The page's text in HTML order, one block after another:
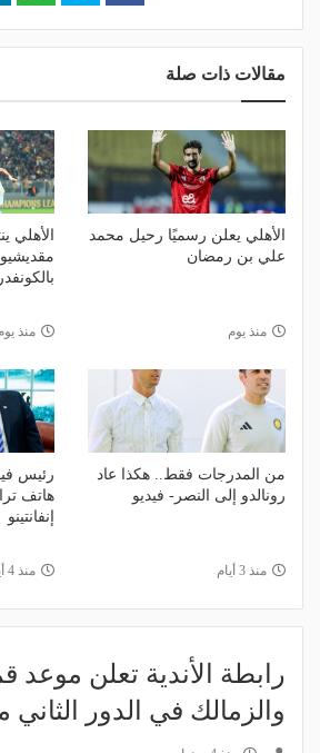
مقالات ذات صلة
الأهلي يعلن رسميًا رحيل محمد
علي بن رمضان
منذ يوم
الأهلي
منذ
من المدرجات فقط.. هكذا عاد
رونالدو إلى النصر- فيديو
منذ 3 أيام
رئيس
هاتف
إنفانتينو
منذ 4 أيام
رابطة الأندية تعلن موعد
والزمالك في الدور